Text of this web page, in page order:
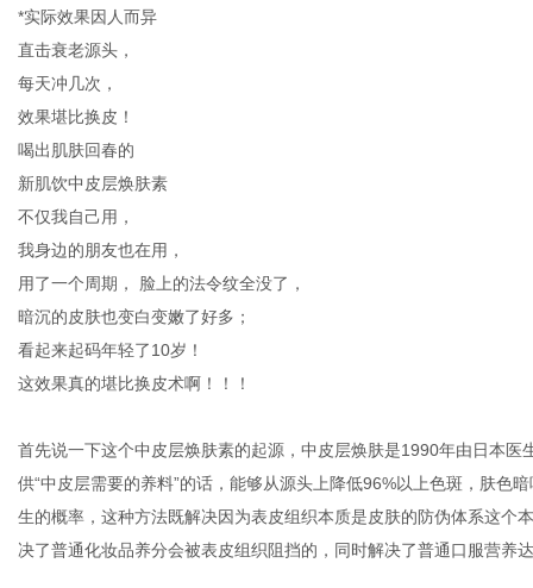
*实际效果因人而异
直击衰老源头，
每天冲几次，
效果堪比换皮！
喝出肌肤回春的
新肌饮中皮层焕肤素
不仅我自己用，
我身边的朋友也在用，
用了一个周期，
脸上的法令纹全没了，
暗沉的皮肤也变白变嫩了好多；
看起来起码年轻了10岁！
这效果真的堪比换皮术啊！！！
首先说一下这个中皮层焕肤素的起源，中皮层焕肤是1990年由日本医
供“中皮层需要的养料”的话，能够从源头上降低96%以上色斑，肤色
生的概率，这种方法既解决因为表皮组织本质是皮肤的防伪体系这个
决了普通化妆品养分会被表皮组织阻挡的，同时解决了普通口服营养